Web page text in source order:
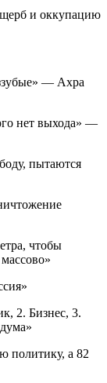
и оккупацию
— Ахра
нет выхода» —
пытаются
чтобы
2. Бизнес, 3.
политику, а 82